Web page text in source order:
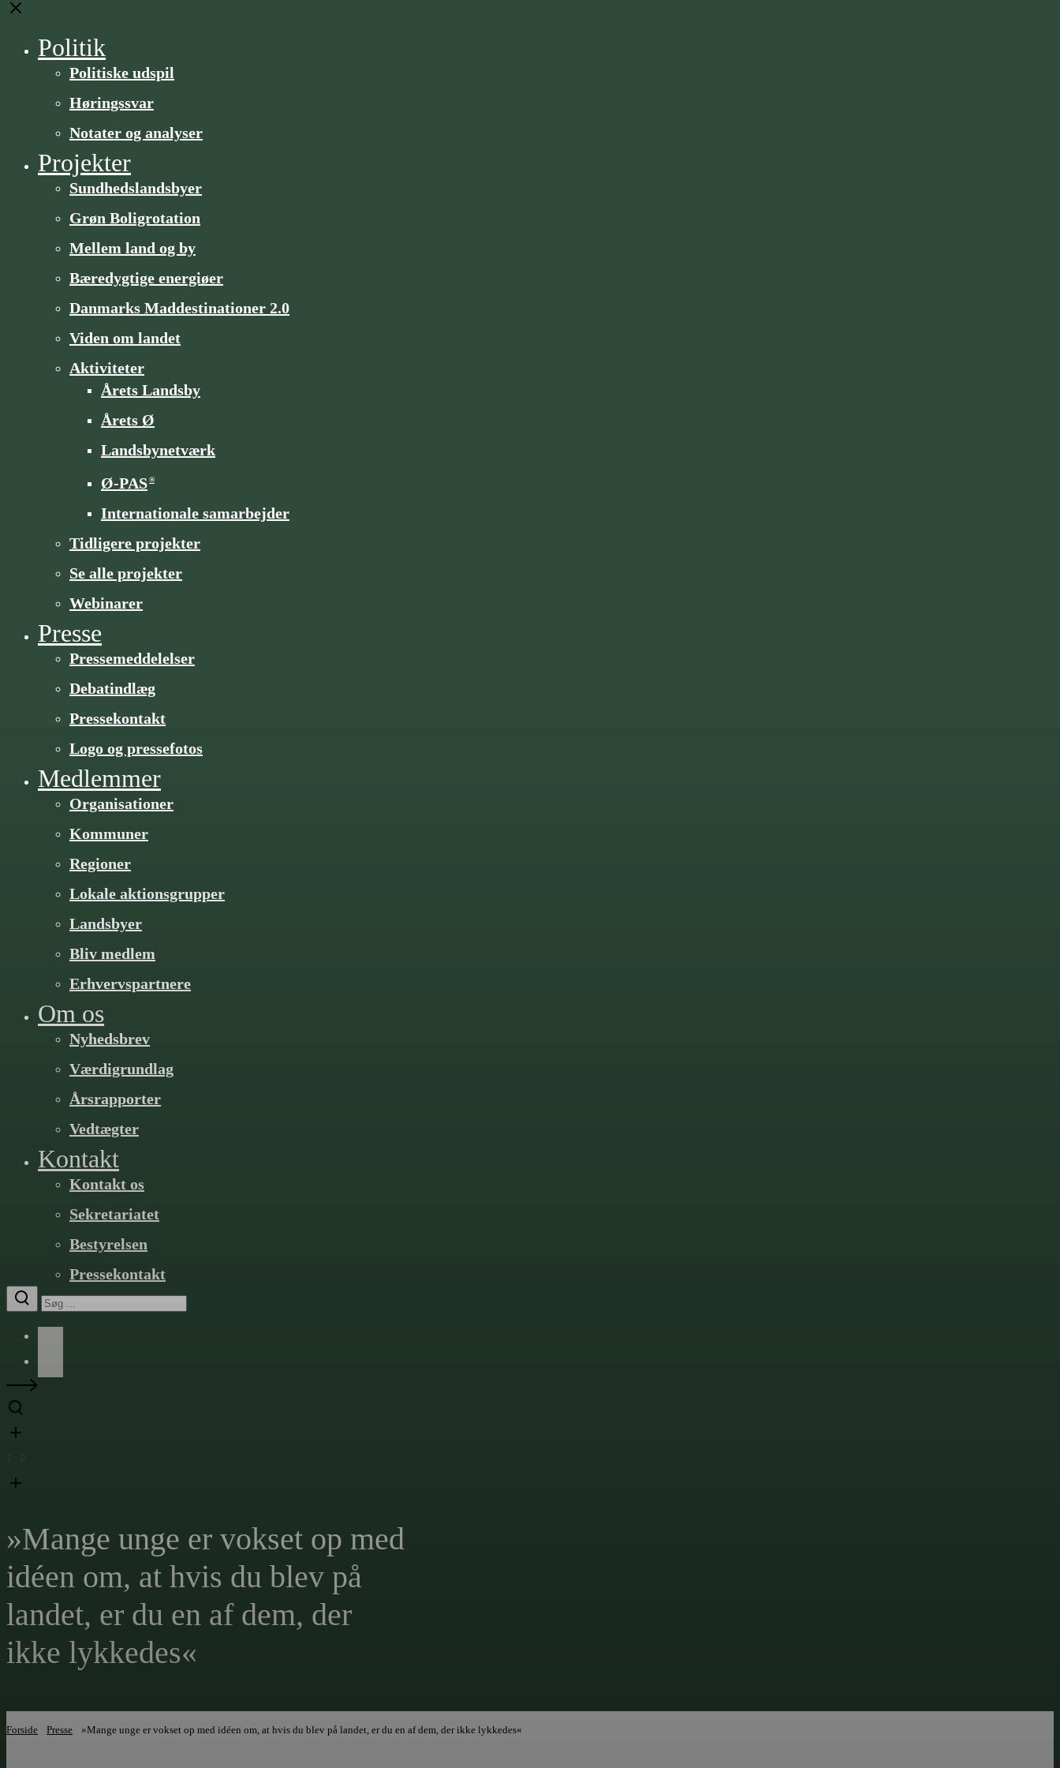
Close
Politik
Politiske udspil
Høringssvar
Notater og analyser
Projekter
Sundheds­­landsbyer
Grøn Boligrotation
Mellem land og by
Bæredygtige energiøer
Danmarks Maddestinationer 2.0
Viden om landet
Aktiviteter
Årets Landsby
Årets Ø
Landsbynetværk
Ø-PAS®
Internationale samarbejder
Tidligere projekter
Se alle projekter
Webinarer
Presse
Pressemeddelelser
Debatindlæg
Pressekontakt
Logo og pressefotos
Medlemmer
Organisa­­tioner
Kommuner
Regioner
Lokale aktionsgrupper
Landsbyer
Bliv medlem
Erhvervspartnere
Om os
Nyhedsbrev
Værdigrundlag
Årsrapporter
Vedtægter
Kontakt
Kontakt os
Sekretariatet
Bestyrelsen
Pressekontakt
»Mange unge er vokset op med
idéen om, at hvis du blev på
landet, er du en af dem, der
ikke lykkedes«
Forside Presse »Mange unge er vokset op med idéen om, at hvis du blev på landet, er du en af dem, der ikke lykkedes«